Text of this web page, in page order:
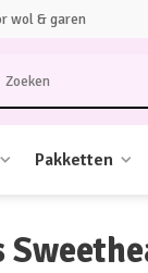
wol & garen
Pakketten